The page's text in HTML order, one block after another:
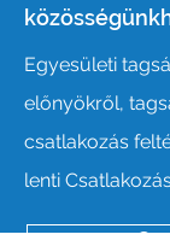
Egyesületi
előnyökről,
csatlakozás
lenti